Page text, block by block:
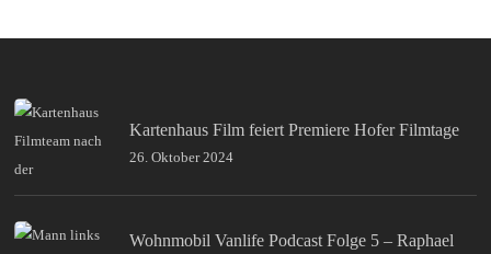
Kartenhaus Film feiert Premiere Hofer Filmtage
26. Oktober 2024
Wohnmobil Vanlife Podcast Folge 5 – Raphael